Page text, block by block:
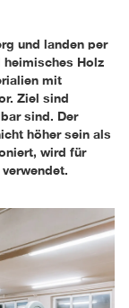
und landen per
Holz
mit
Ziel sind
sind. Der
höher sein als
wird für